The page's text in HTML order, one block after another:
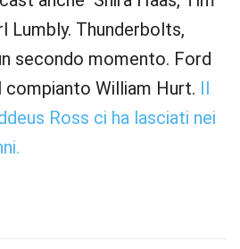
Lumbly. Thunderbolts,
secondo momento. Ford
compianto William Hurt. Il
Ross ci ha lasciati nei